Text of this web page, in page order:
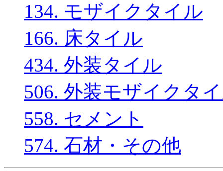
134. モザイクタイル
166. 床タイル
434. 外装タイル
506. 外装モザイクタ
558. セメント
574. 石材・その他